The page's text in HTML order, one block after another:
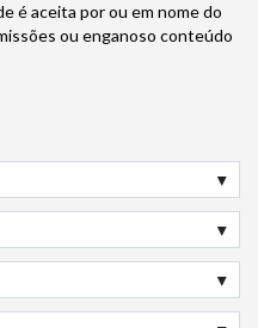
é aceita por ou em nome do
ou enganoso conteúdo